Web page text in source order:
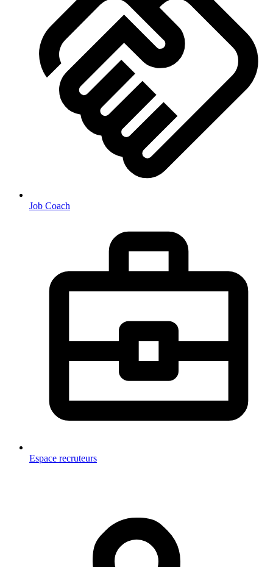
Job Coach
Espace recruteurs